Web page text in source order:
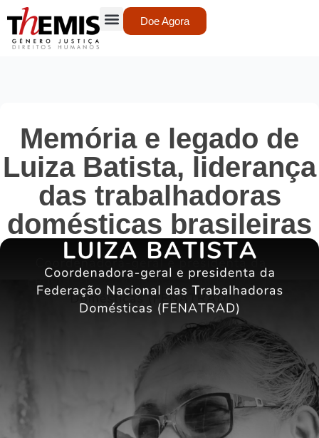
Doe Agora
Memória e legado de
Luiza Batista, liderança
das trabalhadoras
domésticas brasileiras